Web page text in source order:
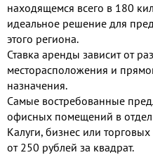
находящемся всего в 180
идеальное решение для
этого региона.
Ставка аренды зависит от
месторасположения и
назначения.
Самые востребованные
офисных помещений в
Калуги, бизнес или
от 250 рублей за квадрат.